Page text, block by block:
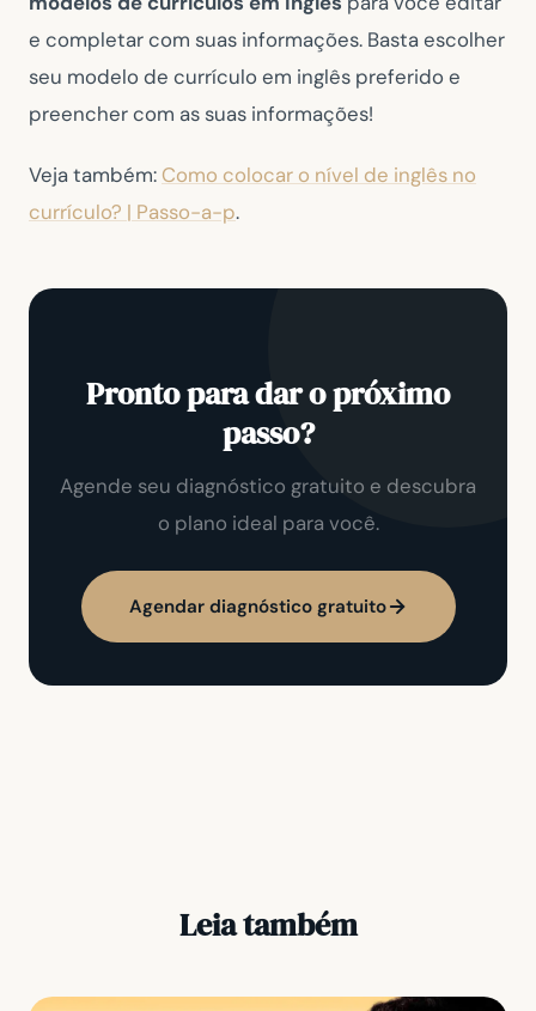
e completar com suas informações. Basta escolher
seu modelo de currículo em inglês preferido e
preencher com as suas informações!
Veja também: Como colocar o nível de inglês no
currículo? | Passo-a-p.
Pronto para dar o próximo
passo?
Agende seu diagnóstico gratuito e descubra
o plano ideal para você.
Agendar diagnóstico gratuito
Leia também